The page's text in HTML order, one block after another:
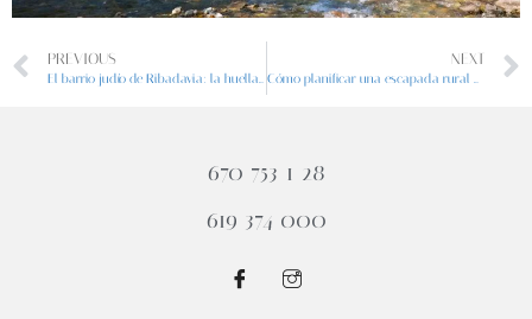
PREVIOUS
El barrio judío de Ribadavia: la huella judía en la provincia de Ourense
NEXT
Cómo planificar una escapada rural a una casa rural en Ourense
670 753 1 28
619 374 000